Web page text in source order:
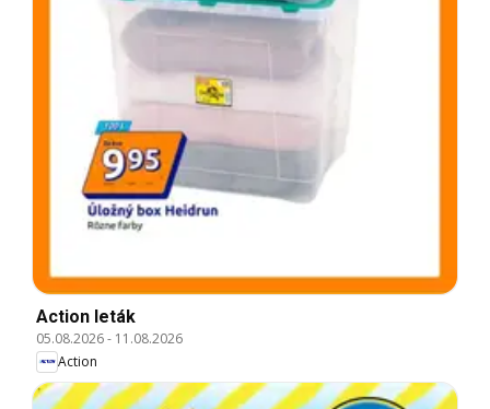
Action leták
05.08.2026- 11.08.2026
Action